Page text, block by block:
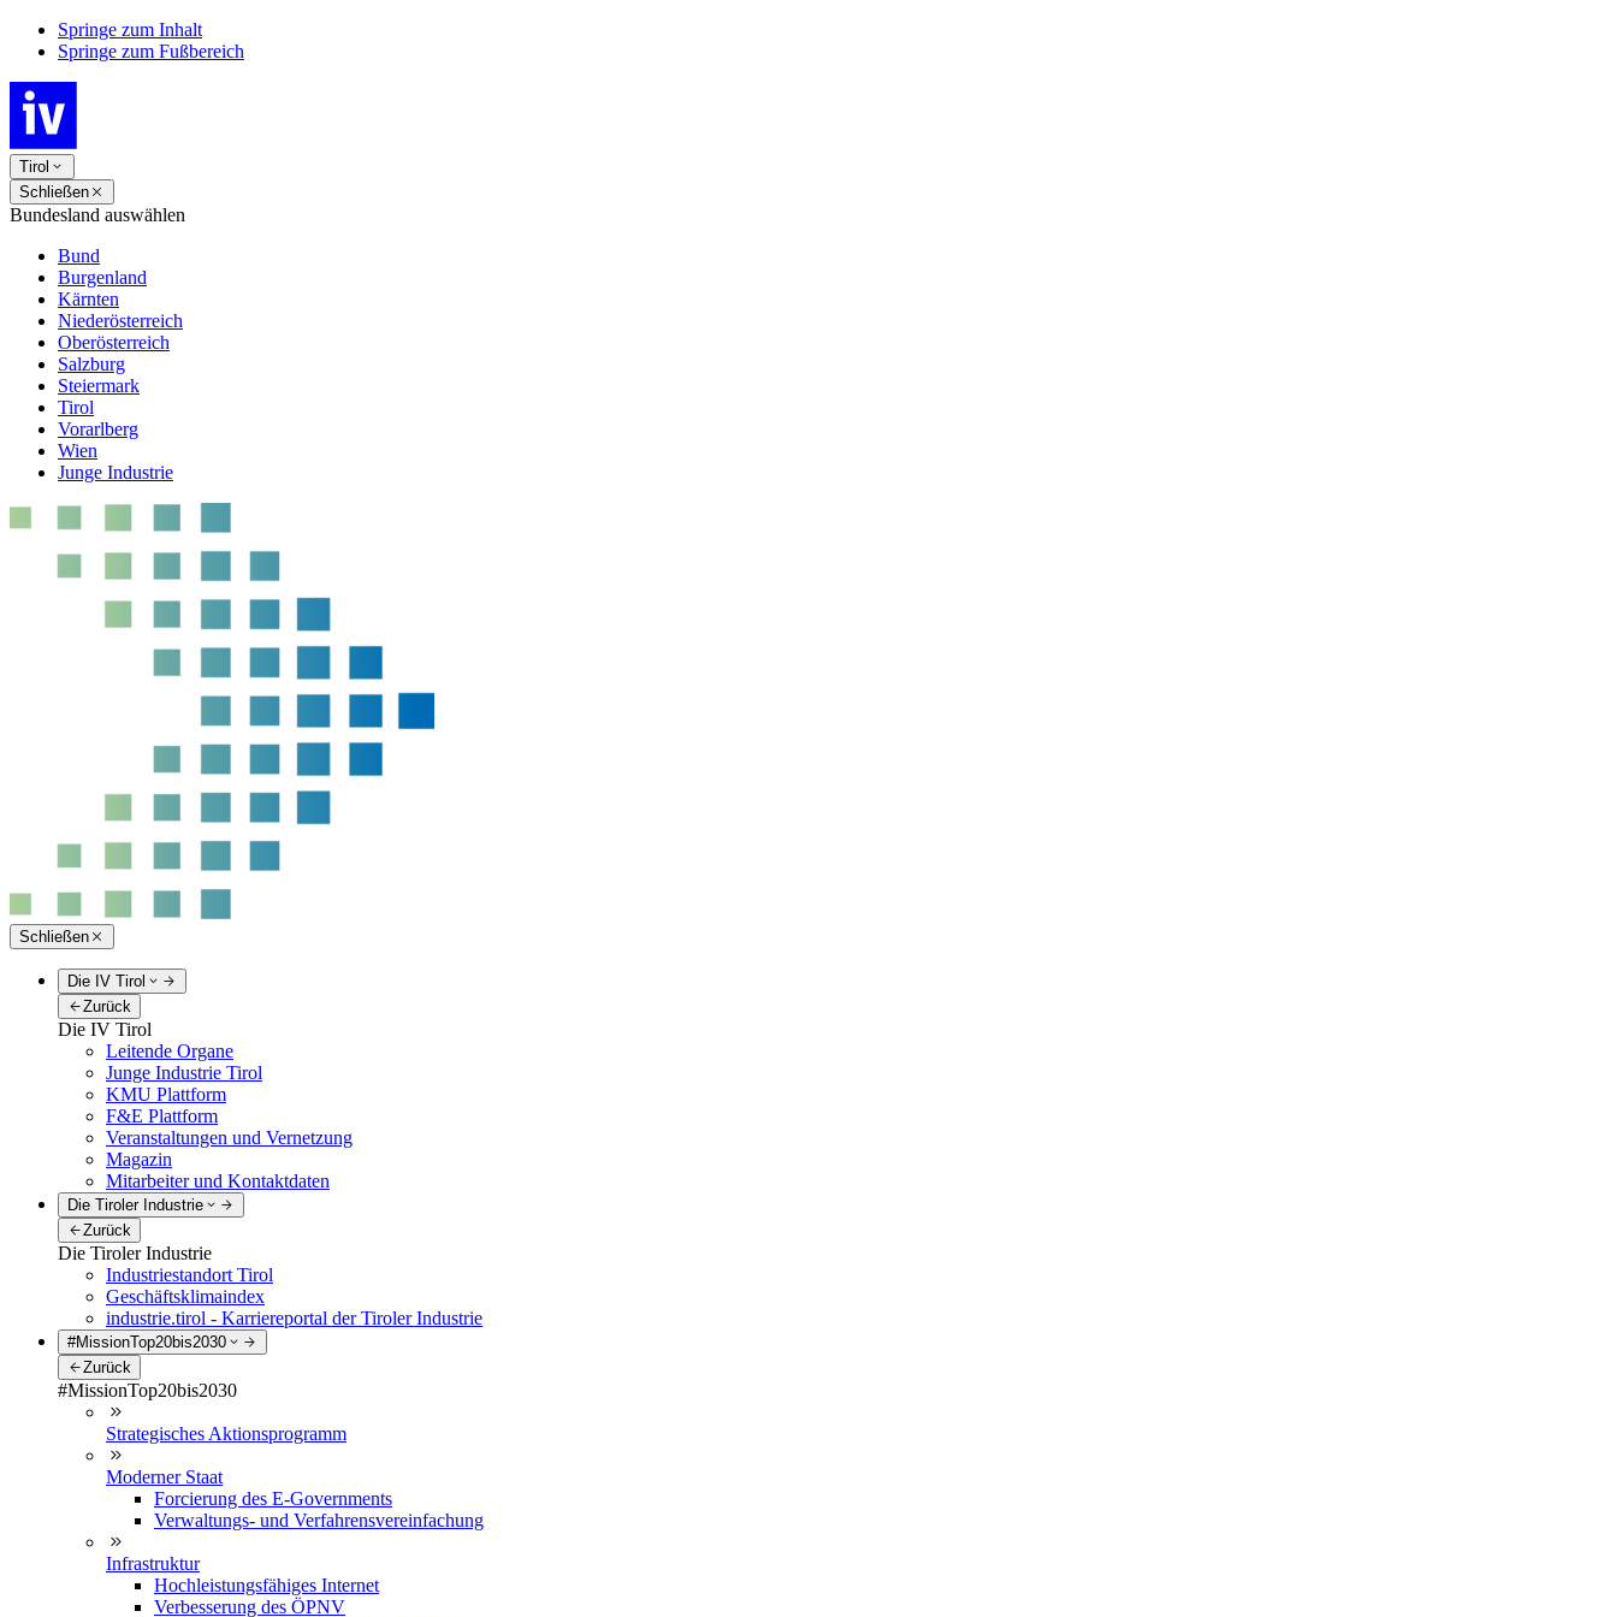
Springe zum Inhalt
Springe zum Fußbereich
Tirol
Schließen
Bundesland auswählen
Bund
Burgenland
Kärnten
Niederösterreich
Oberösterreich
Salzburg
Steiermark
Tirol
Vorarlberg
Wien
Junge Industrie
Schließen
Die IV Tirol
Zurück
Die IV Tirol
Leitende Organe
Junge Industrie Tirol
KMU Plattform
F&E Plattform
Veranstaltungen und Vernetzung
Magazin
Mitarbeiter und Kontaktdaten
Die Tiroler Industrie
Zurück
Die Tiroler Industrie
Industriestandort Tirol
Geschäftsklimaindex
industrie.tirol - Karriereportal der Tiroler Industrie
#MissionTop20bis2030
Zurück
#MissionTop20bis2030
Strategisches Aktionsprogramm
Moderner Staat
Forcierung des E-Governments
Verwaltungs- und Verfahrensvereinfachung
Infrastruktur
Hochleistungsfähiges Internet
Verbesserung des ÖPNV